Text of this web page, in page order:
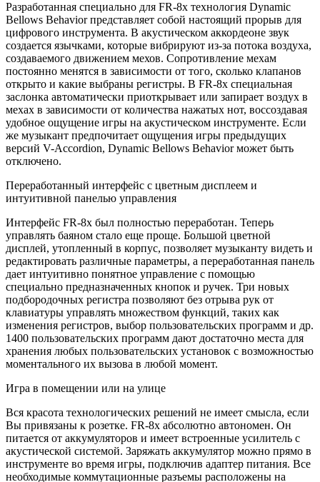
Разработанная специально для FR-8x технология Dynamic
Bellows Behavior представляет собой настоящий прорыв для
цифрового инструмента. В акустическом аккордеоне звук
создается язычками, которые вибрируют из-за потока воздуха,
создаваемого движением мехов. Сопротивление мехам
постоянно менятся в зависимости от того, сколько клапанов
открыто и какие выбраны регистры. В FR-8x специальная
заслонка автоматически приоткрывает или запирает воздух в
мехах в зависимости от количества нажатых нот, воссоздавая
удобное ощущение игры на акустическом инструменте. Если
же музыкант предпочитает ощущения игры предыдущих
версий V-Accordion, Dynamic Bellows Behavior может быть
отключено.
Переработанный интерфейс с цветным дисплеем и
интуитивной панелью управления
Интерфейс FR-8x был полностью переработан. Теперь
управлять баяном стало еще проще. Большой цветной
дисплей, утопленный в корпус, позволяет музыканту видеть и
редактировать различные параметры, а переработанная панель
дает интуитивно понятное управление с помощью
специально предназначенных кнопок и ручек. Три новых
подбородочных регистра позволяют без отрыва рук от
клавиатуры управлять множеством функций, таких как
изменения регистров, выбор пользовательских программ и др.
1400 пользовательских программ дают достаточно места для
хранения любых пользовательских установок с возможностью
моментального их вызова в любой момент.
Игра в помещении или на улице
Вся красота технологических решений не имеет смысла, если
Вы привязаны к розетке. FR-8x абсолютно автономен. Он
питается от аккумуляторов и имеет встроенные усилитель c
акустической системой. Заряжать аккумулятор можно прямо в
инструменте во время игры, подключив адаптер питания. Все
необходимые коммутационные разъемы расположены на